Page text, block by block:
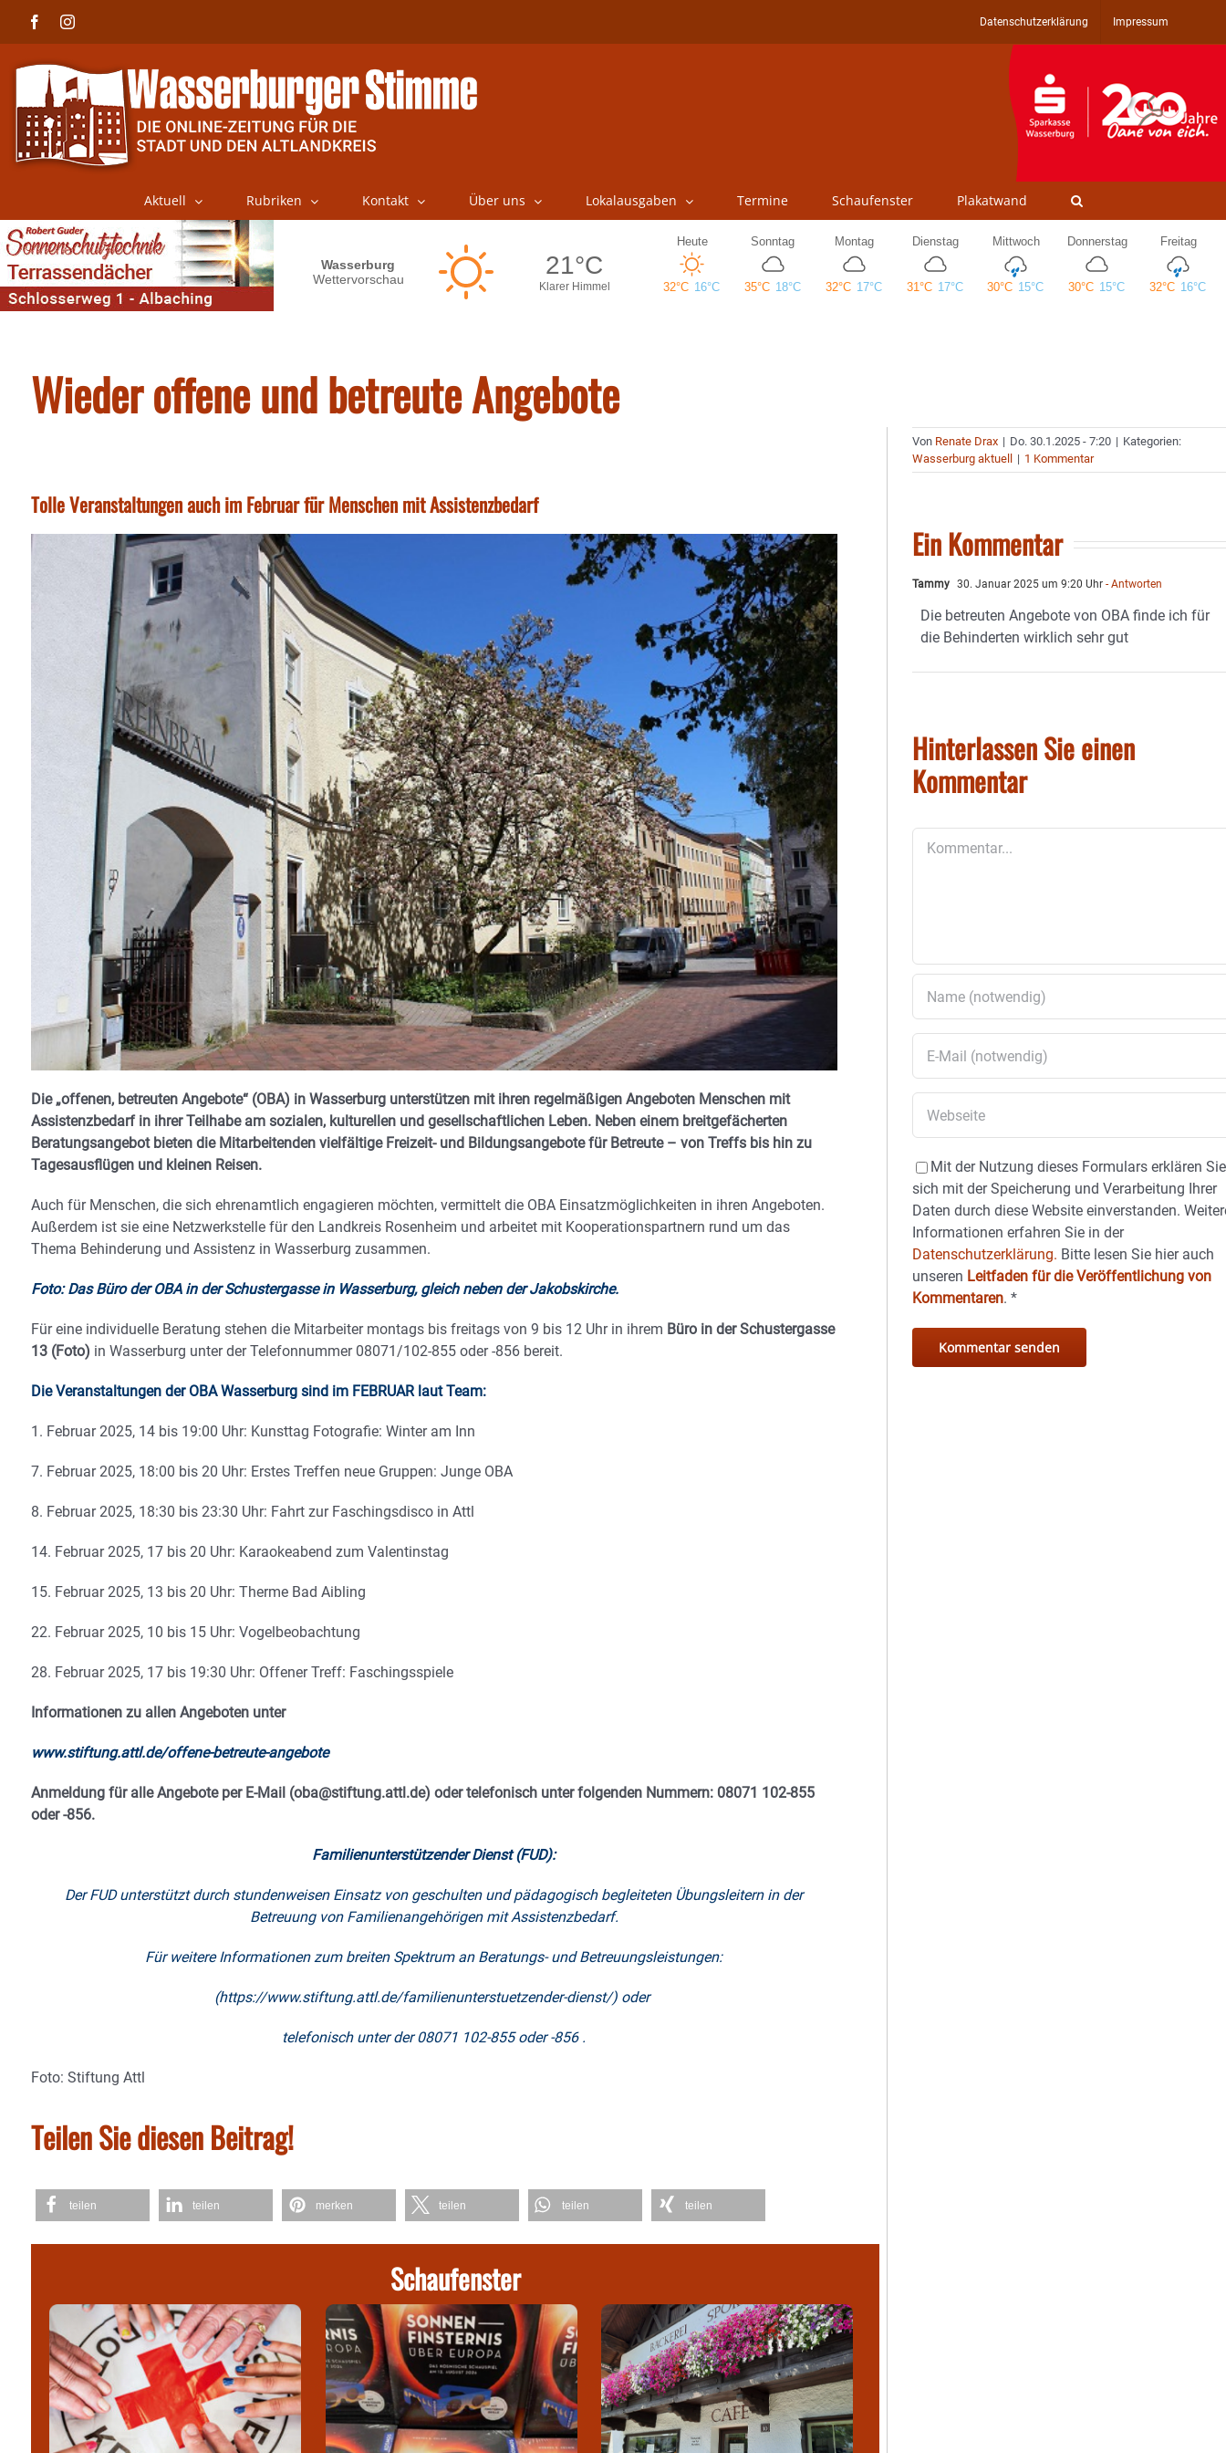
FacebookInstagram Datenschutzerklärung Impressum
Aktuell Rubriken Kontakt Über uns Lokalausgaben Termine Schaufenster Plakatwand
Wieder offene und betreute Angebote
Tolle Veranstaltungen auch im Februar für Menschen mit Assistenzbedarf
Die „offenen, betreuten Angebote“ (OBA) in Wasserburg unterstützen mit ihren regelmäßigen Angeboten Menschen mit
Assistenzbedarf in ihrer Teilhabe am sozialen, kulturellen und gesellschaftlichen Leben. Neben einem breitgefächerten
Beratungsangebot bieten die Mitarbeitenden vielfältige Freizeit- und Bildungsangebote für Betreute – von Treffs bis hin zu
Tagesausflügen und kleinen Reisen.
Auch für Menschen, die sich ehrenamtlich engagieren möchten, vermittelt die OBA Einsatzmöglichkeiten in ihren Angeboten.
Außerdem ist sie eine Netzwerkstelle für den Landkreis Rosenheim und arbeitet mit Kooperationspartnern rund um das
Thema Behinderung und Assistenz in Wasserburg zusammen.
Foto: Das Büro der OBA in der Schustergasse in Wasserburg, gleich neben der Jakobskirche.
Für eine individuelle Beratung stehen die Mitarbeiter montags bis freitags von 9 bis 12 Uhr in ihrem Büro in der Schustergasse
13 (Foto) in Wasserburg unter der Telefonnummer 08071/102-855 oder -856 bereit.
Die Veranstaltungen der OBA Wasserburg sind im FEBRUAR laut Team:
1. Februar 2025, 14 bis 19:00 Uhr: Kunsttag Fotografie: Winter am Inn
7. Februar 2025, 18:00 bis 20 Uhr: Erstes Treffen neue Gruppen: Junge OBA
8. Februar 2025, 18:30 bis 23:30 Uhr: Fahrt zur Faschingsdisco in Attl
14. Februar 2025, 17 bis 20 Uhr: Karaokeabend zum Valentinstag
15. Februar 2025, 13 bis 20 Uhr: Therme Bad Aibling
22. Februar 2025, 10 bis 15 Uhr: Vogelbeobachtung
28. Februar 2025, 17 bis 19:30 Uhr: Offener Treff: Faschingsspiele
Informationen zu allen Angeboten unter
www.stiftung.attl.de/offene-betreute-angebote
Anmeldung für alle Angebote per E-Mail (oba@stiftung.attl.de) oder telefonisch unter folgenden Nummern: 08071 102-855
oder -856.
Familienunterstützender Dienst (FUD):
Der FUD unterstützt durch stundenweisen Einsatz von geschulten und pädagogisch begleiteten Übungsleitern in der
Betreuung von Familienangehörigen mit Assistenzbedarf.
Für weitere Informationen zum breiten Spektrum an Beratungs- und Betreuungsleistungen:
(https://www.stiftung.attl.de/familienunterstuetzender-dienst/) oder
telefonisch unter der 08071 102-855 oder -856 .
Foto: Stiftung Attl
Teilen Sie diesen Beitrag!
teilen teilen merken teilen teilen teilen
Schaufenster
Von Renate Drax | Do. 30.1.2025 - 7:20 | Kategorien:
Wasserburg aktuell
| 1 Kommentar
Ein Kommentar
Tammy 30. Januar 2025 um 9:20 Uhr - Antworten
Die betreuten Angebote von OBA finde ich für
die Behinderten wirklich sehr gut
Hinterlassen Sie einen
Kommentar
Mit der Nutzung dieses Formulars erklären Sie
sich mit der Speicherung und Verarbeitung Ihrer
Daten durch diese Website einverstanden.
Informationen erfahren Sie in der
Datenschutzerklärung. Bitte lesen Sie hier auch
unseren Leitfaden für die Veröffentlichung von
Kommentaren.*